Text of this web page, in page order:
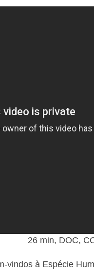
26 min, DOC,
vindos à Espécie